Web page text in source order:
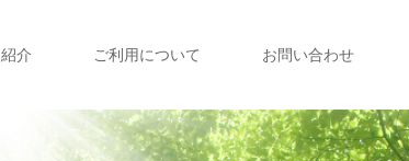
介 ご利用について お問い合わせ